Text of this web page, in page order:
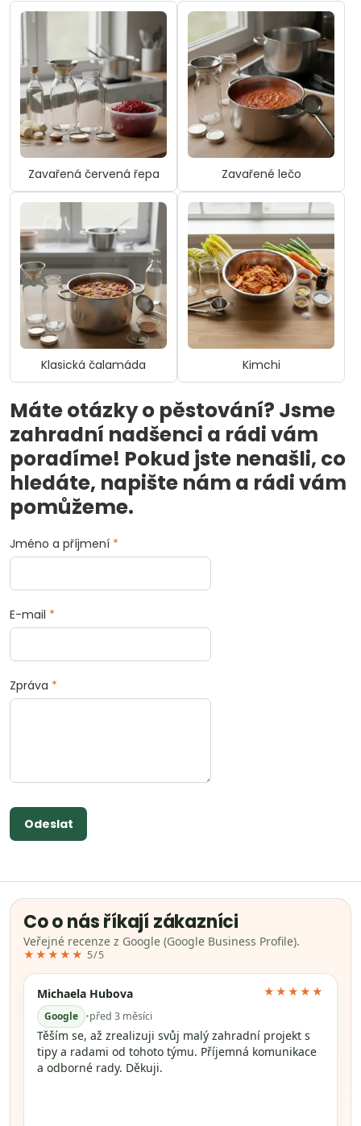
Zavařená červená řepa Zavařené lečo
Klasická čalamáda Kimchi
Máte otázky o pěstování? Jsme
zahradní nadšenci a rádi vám
poradíme! Pokud jste nenašli, co
hledáte, napište nám a rádi vám
pomůžeme.
Jméno a příjmení *
E-mail *
Zpráva *
Odeslat
Co o nás říkají zákazníci
Veřejné recenze z Google (Google Business Profile).
★★★★★ 5/5
Michaela Hubova
Google •před 3 měsíci
★★★★★
Těším se, až zrealizuji svůj malý zahradní projekt s
tipy a radami od tohoto týmu. Příjemná komunikace
a odborné rady. Děkuji.